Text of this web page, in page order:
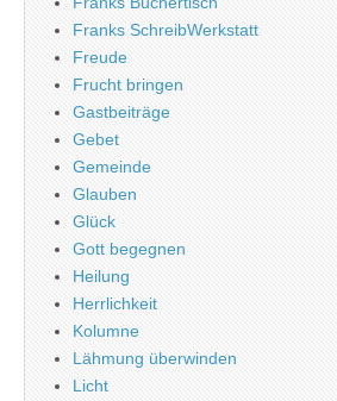
Franks SchreibWerkstatt
Freude
Frucht bringen
Gastbeiträge
Gebet
Gemeinde
Glauben
Glück
Gott begegnen
Heilung
Herrlichkeit
Kolumne
Lähmung überwinden
Licht